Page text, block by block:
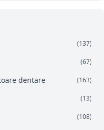
(137)
(67)
dentare (163)
(13)
(108)